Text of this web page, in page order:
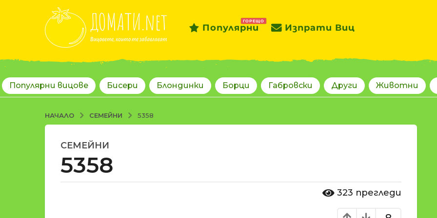
Популярни
ГОРЕЩО
Изпрати Виц
Популярни вицове Бисери Блондинки Борци Габровски Други Животни
НАЧАЛО СЕМЕЙНИ 5358
1
8
г
СЕМЕЙНИ
5358
323 прегледи